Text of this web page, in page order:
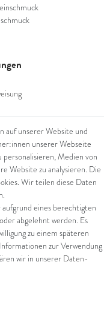
auf unserer Website und
unserer Webseite
personalisieren, Medien von
Website zu analysieren. Die
Wir teilen diese Daten
eines berechtigten
abgelehnt werden. Es
zu einem späteren
zur Verwendung
wir in unserer Daten­